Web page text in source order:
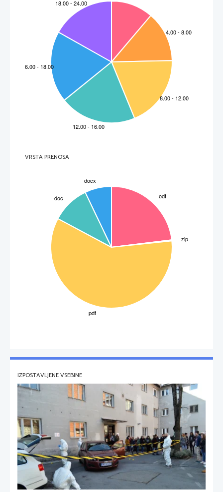
OSNOVE ISKANJA OPTIMALNIH POTI
NAČRTOVANJE POTI
VRSTA PRENOSA
IZPOSTAVLJENE VSEBINE